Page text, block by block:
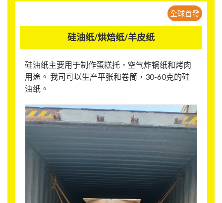
全球首發
硅油纸/烘焙纸/羊皮纸
硅油纸主要用于制作蛋糕托，空气炸锅纸和烤肉
用途。 我司可以生产平张和卷筒，30-60克的硅
油纸。